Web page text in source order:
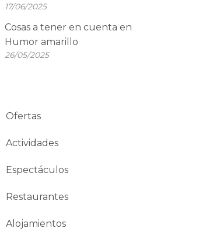
17/06/2025
Cosas a tener en cuenta en
Humor amarillo
26/05/2025
Ofertas
Actividades
Espectáculos
Restaurantes
Alojamientos